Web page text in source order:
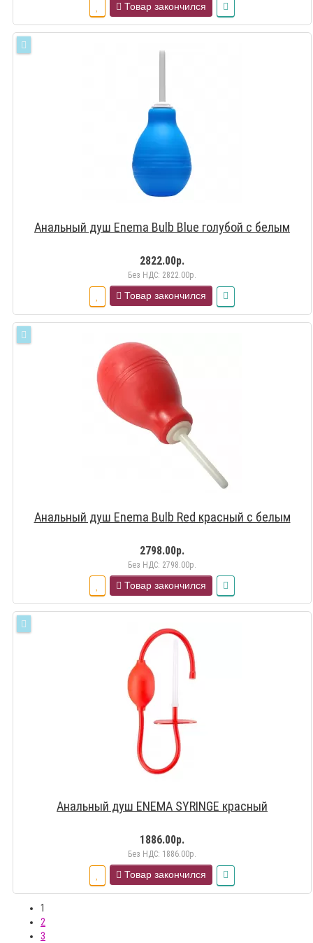
Товар закончился
Анальный душ Enema Bulb Blue голубой с белым
2822.00р.
Без НДС: 2822.00р.
Товар закончился
Анальный душ Enema Bulb Red красный с белым
2798.00р.
Без НДС: 2798.00р.
Товар закончился
Анальный душ ENEMA SYRINGE красный
1886.00р.
Без НДС: 1886.00р.
Товар закончился
1
2
3